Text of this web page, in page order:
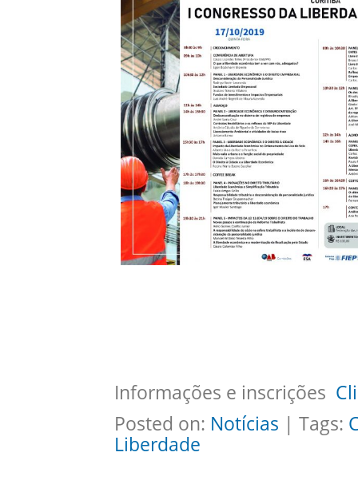
Informações e inscrições
Posted on: Notícias | Tags:
Liberdade